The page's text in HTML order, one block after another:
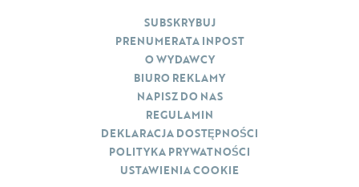
SUBSKRYBUJ
PRENUMERATA INPOST
O WYDAWCY
BIURO REKLAMY
NAPISZ DO NAS
REGULAMIN
DEKLARACJA DOSTĘPNOŚCI
POLITYKA PRYWATNOŚCI
USTAWIENIA COOKIE